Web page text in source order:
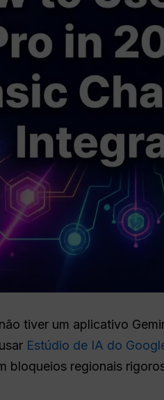
tiver um aplicativo
Estúdio de IA do
bloqueios regionais